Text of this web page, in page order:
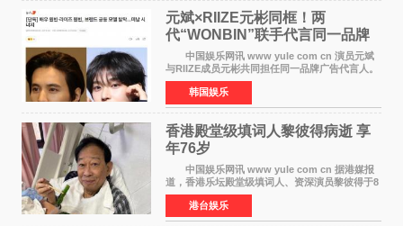
元斌×RIIZE元彬同框！两
代“WONBIN”联手代言同一品牌
颜值天花板合体
中国娱乐网讯 www yule com cn 演员元斌
与RIIZE成员元彬共同担任同一品牌广告代言人。
6日据独家报道，继演员元斌之后，RIIZE元彬最
近也被选为某在线中介平台A公司的共同广告代言
人，两人将作
韩国娱乐
香港殿堂级填词人黎彼得病逝 享
年76岁​
中国娱乐网讯 www yule com cn 据港媒报
道，香港乐坛殿堂级填词人、资深演员黎彼得于8
月5日上午因病离世，终年76岁。好友钟志光透
露，黎彼得今年3月中风后便卧床休养，身体机能
持续衰退，最
港台娱乐